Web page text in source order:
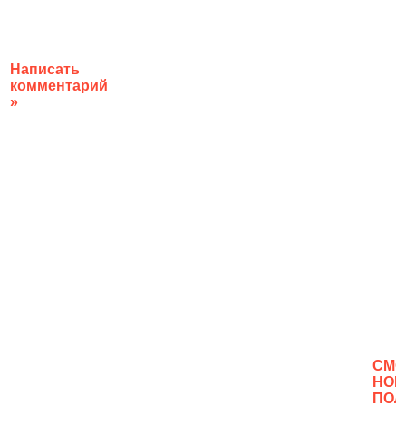
Написать
комментарий
»